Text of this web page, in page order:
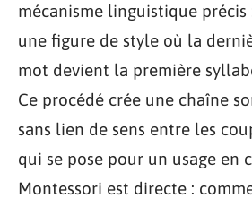
mécanisme linguistique précis
une figure de style où la
mot devient la première
Ce procédé crée une chaîne
sans lien de sens entre les
qui se pose pour un usage en
Montessori est directe :